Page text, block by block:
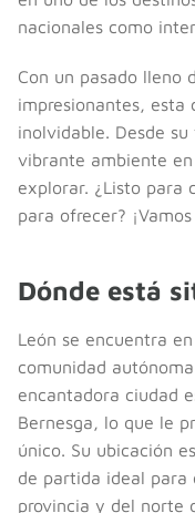
nacionales como
Con un pasado lleno
impresionantes, esta
inolvidable. Desde
vibrante ambiente
explorar. ¿Listo para
para ofrecer?
Dónde está
León se encuentra
comunidad
encantadora ciudad
Bernesga, lo que le
único. Su ubicación
de partida ideal para
provincia y del norte